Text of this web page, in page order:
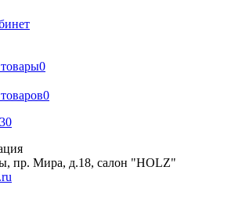
0
0
пр. Мира, д.18, салон "HOLZ"